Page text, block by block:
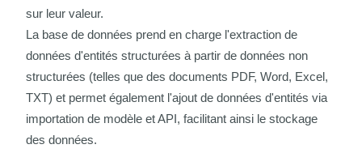
sur leur valeur.
La base de données prend en charge l'extraction de
données d'entités structurées à partir de données non
structurées (telles que des documents PDF, Word, Excel,
TXT) et permet également l'ajout de données d'entités via
importation de modèle etAPI, facilitant ainsi le stockage
des données.